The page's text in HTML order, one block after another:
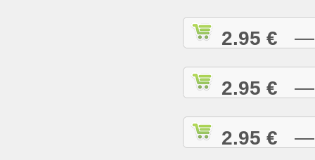
2.95 € —
2.95 € —
2.95 € —